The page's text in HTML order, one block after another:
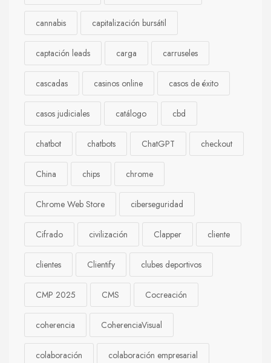
cannabis capitalización bursátil
captación leads carga carruseles
cascadas casinos online casos de éxito
casos judiciales catálogo cbd
chatbot chatbots ChatGPT checkout
China chips chrome
Chrome Web Store ciberseguridad
Cifrado civilización Clapper cliente
clientes Clientify clubes deportivos
CMP 2025 CMS Cocreación
coherencia CoherenciaVisual
colaboración colaboración empresarial